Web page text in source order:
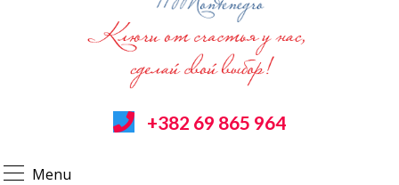
+382 69 865 964
Menu